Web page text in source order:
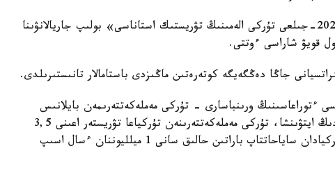
تۇركيا استاناسىندا انكارا قالاسىنىڭ «2026-جىلعى تۇركى الەمىنىڭ تۋريستىك استاناسى» بولىپ جاريالانۋىنا
قويۋ شاراسى ءوتتى.
جاڭا دەڭگەيگە كوتەرەتىن ماڭىزدى باستامالار تانىستىرىلدى.
ءتوراعاسىنىڭ ورىنباسارى - تۇركى مەملەكەتتەرىمەن بايلانىس
باسقارماسىنىڭ ءتوراعاسى كۇرشاد زورلۋدىڭ ايتۋىنشا، تۇركى مەملەكەتتەرىنەن تۇركياعا تۋريستەر اعىنى 3,5
ميلليونعا جۋىقتايدى. ءوز كەزەگىندە تۇركيادان ساياحاتتاپ باراتىن حالىق سانى 1 ميلليوننان ءسال اسىپ